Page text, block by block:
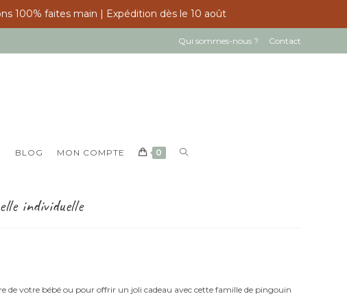
100% faites main | Expédition dès le 10 août
Qui sommes-nous ? Contact
BLOG MON COMPTE 0
TOGGLE
individuelle
de votre bébé ou pour offrir un joli cadeau avec cette famille de pingouin